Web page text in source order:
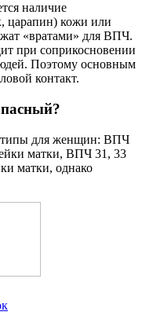
наличие
царапин) кожи или
«вратами» для ВПЧ.
при соприкосновении
Поэтому основным
контакт.
для женщин: ВПЧ
матки, ВПЧ 31, 33
матки, однако